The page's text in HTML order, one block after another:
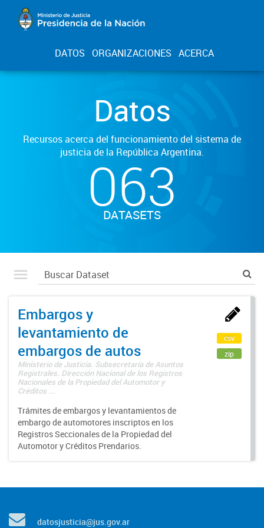
DATOS ORGANIZACIONES ACERCA
Datos
Recursos acerca del funcionamiento del sistema de
justicia de la República Argentina.
063
DATASETS
Embargos y
levantamiento de
embargos de autos
Ministerio de Justicia. Subsecretaría de Asuntos
Registrales. Dirección Nacional de los Registros
Nacionales de la Propiedad del Automotor y
Créditos ...
Trámites de embargos y levantamientos de
embargo de automotores inscriptos en los
Registros Seccionales de la Propiedad del
Automotor y Créditos Prendarios.
csv
zip
datosjusticia@jus.gov.ar